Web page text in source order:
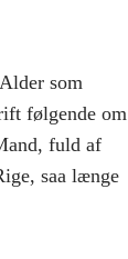
som
følgende om
fuld af
saa længe